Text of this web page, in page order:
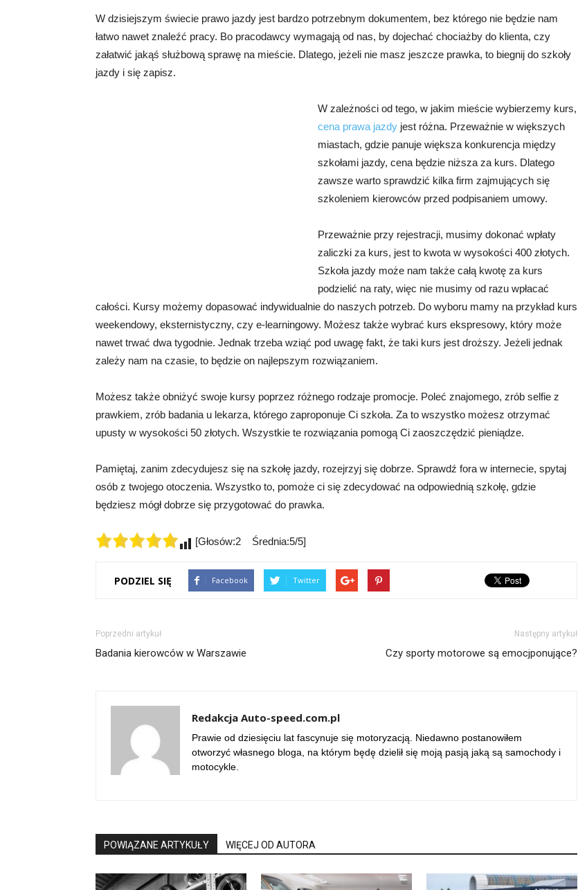
W dzisiejszym świecie prawo jazdy jest bardzo potrzebnym dokumentem, bez którego nie będzie nam
łatwo nawet znaleźć pracy. Bo pracodawcy wymagają od nas, by dojechać chociażby do klienta, czy
załatwić jakąś służbową sprawę na mieście. Dlatego, jeżeli nie masz jeszcze prawka, to biegnij do szkoły
jazdy i się zapisz.
W zależności od tego, w jakim mieście wybierzemy kurs,
cena prawa jazdy jest różna. Przeważnie w większych
miastach, gdzie panuje większa konkurencja między
szkołami jazdy, cena będzie niższa za kurs. Dlatego
zawsze warto sprawdzić kilka firm zajmujących się
szkoleniem kierowców przed podpisaniem umowy.
Przeważnie przy rejestracji, musimy dokonać wpłaty
zaliczki za kurs, jest to kwota w wysokości 400 złotych.
Szkoła jazdy może nam także całą kwotę za kurs
podzielić na raty, więc nie musimy od razu wpłacać
całości. Kursy możemy dopasować indywidualnie do naszych potrzeb. Do wyboru mamy na przykład kurs
weekendowy, eksternistyczny, czy e-learningowy. Możesz także wybrać kurs ekspresowy, który może
nawet trwać dwa tygodnie. Jednak trzeba wziąć pod uwagę fakt, że taki kurs jest droższy. Jeżeli jednak
zależy nam na czasie, to będzie on najlepszym rozwiązaniem.
Możesz także obniżyć swoje kursy poprzez różnego rodzaje promocje. Poleć znajomego, zrób selfie z
prawkiem, zrób badania u lekarza, którego zaproponuje Ci szkoła. Za to wszystko możesz otrzymać
upusty w wysokości 50 złotych. Wszystkie te rozwiązania pomogą Ci zaoszczędzić pieniądze.
Pamiętaj, zanim zdecydujesz się na szkołę jazdy, rozejrzyj się dobrze. Sprawdź fora w internecie, spytaj
osób z twojego otoczenia. Wszystko to, pomoże ci się zdecydować na odpowiednią szkołę, gdzie
będziesz mógł dobrze się przygotować do prawka.
[Głosów:2 Średnia:5/5]
PODZIEL SIĘ Facebook Twitter
Poprzedni artykuł
Badania kierowców w Warszawie
Następny artykuł
Czy sporty motorowe są emocjponujące?
Redakcja Auto-speed.com.pl
Prawie od dziesięciu lat fascynuje się motoryzacją. Niedawno postanowiłem
otworzyć własnego bloga, na którym będę dzielił się moją pasją jaką są samochody i
motocykle.
POWIĄZANE ARTYKUŁY WIĘCEJ OD AUTORA